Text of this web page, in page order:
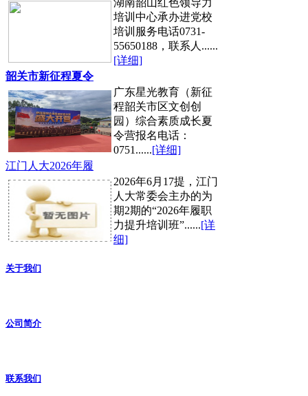
培训中心承办进党校
培训服务电话0731-
55650188，联系人......
[详细]
韶关市新征程夏令
广东星光教育（新征
程韶关市区文创创
园）综合素质成长夏
令营报名电话：
0751......[详细]
江门人大2026年履
2026年6月17提，江门
人大常委会主办的为
期2期的“2026年履职
力提升培训班”......[详
细]
关于我们
公司简介
联系我们